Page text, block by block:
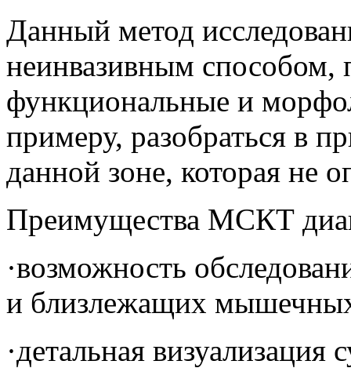
Данный метод
неинвазивным способом,
функциональные и
примеру, разобраться в
данной зоне, которая не
Преимущества МСКТ
·возможность
и близлежащих
·детальная